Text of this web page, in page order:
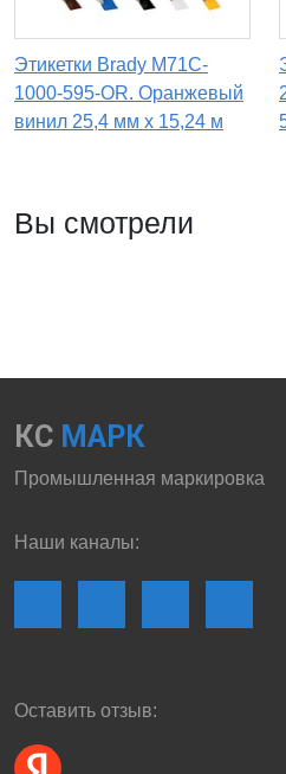
Этикетки Brady M71C-
1000-595-OR. Оранжевый
винил 25,4 мм x 15,24 м
Вы смотрели
КС МАРК
Промышленная маркировка
Наши каналы:
Оставить отзыв: